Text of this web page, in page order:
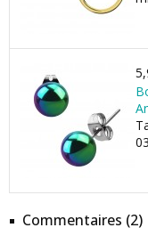
Commentaires (2)